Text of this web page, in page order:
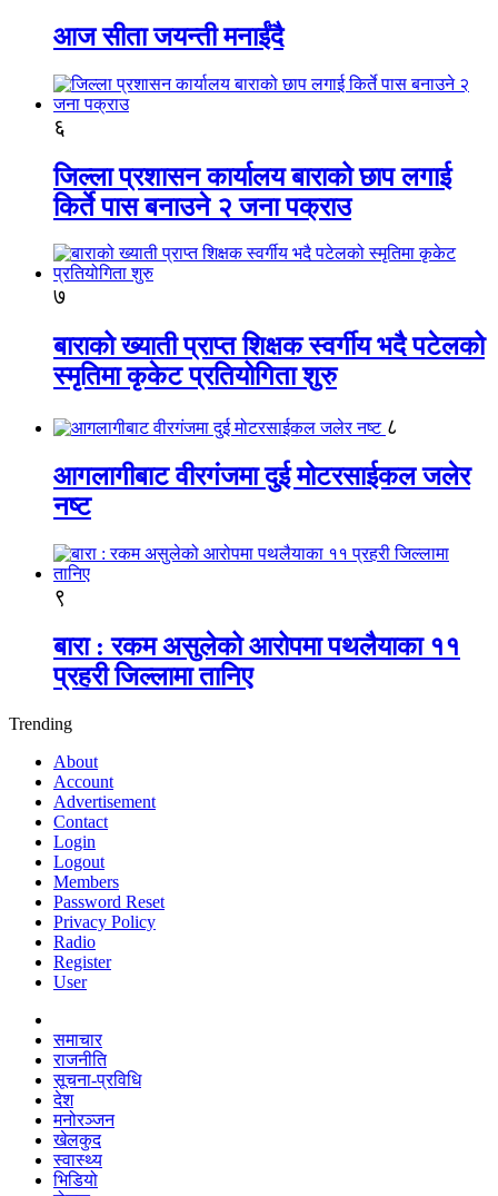
आज सीता जयन्ती मनाईंदै
६
जिल्ला प्रशासन कार्यालय बाराको छाप लगाई
किर्ते पास बनाउने २ जना पक्राउ
७
बाराको ख्याती प्राप्त शिक्षक स्वर्गीय भदै पटेलको
स्मृतिमा कृकेट प्रतियोगिता शुरु
८
आगलागीबाट वीरगंजमा दुई मोटरसाईकल जलेर
नष्ट
९
बारा : रकम असुलेको आरोपमा पथलैयाका ११
प्रहरी जिल्लामा तानिए
Trending
About
Account
Advertisement
Contact
Login
Logout
Members
Password Reset
Privacy Policy
Radio
Register
User
समाचार
राजनीति
सूचना-प्रविधि
देश
मनोरञ्जन
खेलकुद
स्वास्थ्य
भिडियो